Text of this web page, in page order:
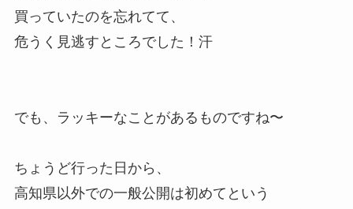
買っていたのを忘れてて、
危うく見逃すところでした！汗
でも、ラッキーなことがあるものですね〜
ちょうど行った日から、
高知県以外での一般公開は初めてという